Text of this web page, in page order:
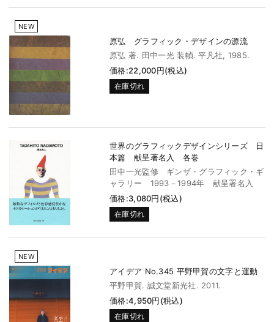
NEW
原弘 グラフィック・デザインの源流
原弘 著. 田中一光 装幀. 平凡社, 1985.
価格:22,000円(税込)
在庫切れ
世界のグラフィックデザインシリーズ 日
本篇 献呈著名入 各巻
田中一光監修 ギンザ・グラフィック・ギ
ャラリー 1993－1994年 献呈署名入
価格:3,080円(税込)
在庫切れ
NEW
アイデア No.345 平野甲賀の文字と運動
平野甲賀. 誠文堂新光社. 2011.
価格:4,950円(税込)
在庫切れ